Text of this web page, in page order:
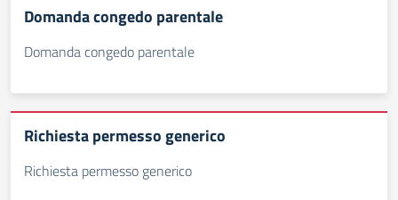
Domanda congedo parentale
Domanda congedo parentale
Richiesta permesso generico
Richiesta permesso generico